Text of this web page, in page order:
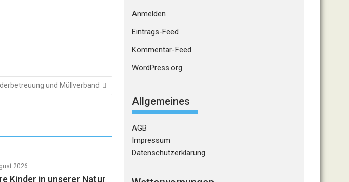
und Müllverband
2026
Kinder in unserer Natur
Anmelden
Eintrags-Feed
Kommentar-Feed
WordPress.org
Allgemeines
AGB
Impressum
Datenschutzerklärung